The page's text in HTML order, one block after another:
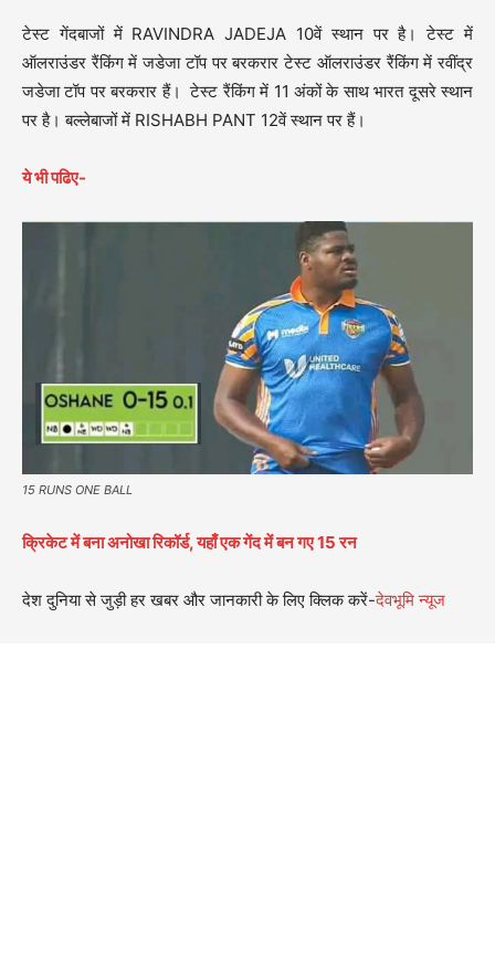
टेस्ट गेंदबाजों में RAVINDRA JADEJA 10वें स्थान पर है। टेस्ट में
ऑलराउंडर रैंकिंग में जडेजा टॉप पर बरकरार टेस्ट ऑलराउंडर रैंकिंग में रवींद्र
जडेजा टॉप पर बरकरार हैं। टेस्ट रैंकिंग में 11 अंकों के साथ भारत दूसरे स्थान
पर है। बल्लेबाजों में RISHABH PANT 12वें स्थान पर हैं।
ये भी पढिए-
15 RUNS ONE BALL
क्रिकेट में बना अनोखा रिकॉर्ड, यहाँ एक गेंद में बन गए 15 रन
देश दुनिया से जुड़ी हर खबर और जानकारी के लिए क्लिक करें-देवभूमि न्यूज